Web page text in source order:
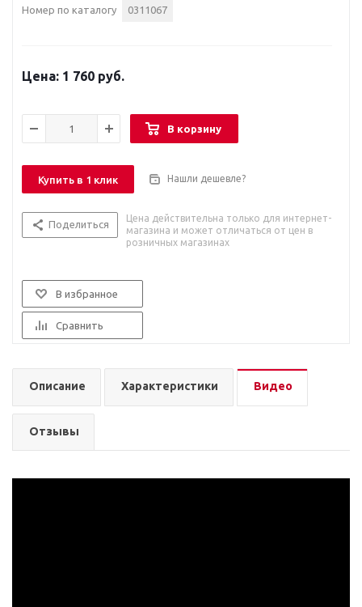
Номер по каталогу 0311067
1 760 руб.
В корзину
Купить в 1 клик Нашли дешевле?
Поделиться
Цена действительна только для интернет-
магазина и может отличаться от цен в
розничных магазинах
В избранное
Сравнить
Описание Характеристики Видео
Отзывы